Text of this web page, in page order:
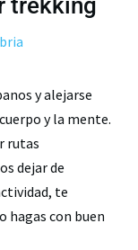
trekking
y alejarse
y la mente.
rutas
dejar de
te
hagas con buen